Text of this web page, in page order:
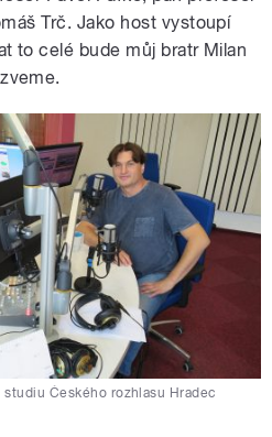
Trč. Jako host vystoupí
to celé bude můj bratr Milan
studiu Českého rozhlasu Hradec